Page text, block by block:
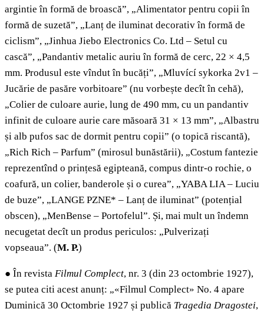
argintie în formă de broască”, „Alimentator pentru copii în
formă de suzetă”, „Lanț de iluminat decorativ în formă de
ciclism”, „Jinhua Jiebo Electronics Co. Ltd – Setul cu
cască”, „Pandantiv metalic auriu în formă de cerc, 22 × 4,5
mm. Produsul este vîndut în bucăți”, „Mluvící sykorka 2v1 –
Jucărie de pasăre vorbitoare” (nu vorbește decît în cehă),
„Colier de culoare aurie, lung de 490 mm, cu un pandantiv
infinit de culoare aurie care măsoară 31 × 13 mm”, „Albastru
și alb pufos sac de dormit pentru copii” (o topică riscantă),
„Rich Rich – Parfum” (mirosul bunăstării), „Costum fantezie
reprezentînd o prințesă egipteană, compus dintr-o rochie, o
coafură, un colier, banderole și o curea”, „YABA LIA – Luciu
de buze”, „LANGE PZNE* – Lanț de iluminat” (potențial
obscen), „MenBense – Portofelul”. Și, mai mult un îndemn
necugetat decît un produs periculos: „Pulverizați
vopseaua”. (M. P.)
● În revista Filmul Complect, nr. 3 (din 23 octombrie 1927),
se putea citi acest anunț: „«Filmul Complect» No. 4 apare
Duminică 30 Octombrie 1927 și publică Tragedia Dragostei,